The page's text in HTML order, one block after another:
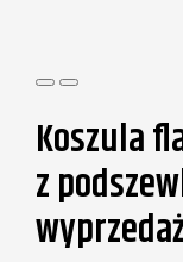
Koszula
z